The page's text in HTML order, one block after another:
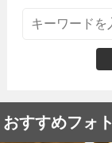
おすすめフォト